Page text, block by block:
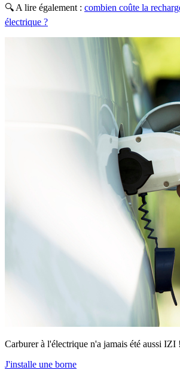
🔍 A lire également : combien coûte la
électrique ?
Carburer à l'électrique n'a jamais été aussi IZI !
J'installe une borne